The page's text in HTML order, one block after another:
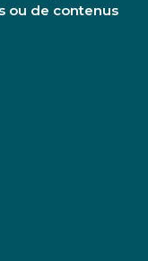
ou de contenus